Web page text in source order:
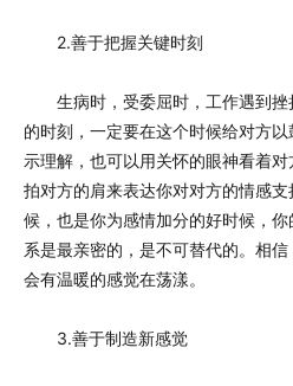
2.善于把握关键时刻
生病时，受委屈时，工作遇到挫
的时刻，一定要在这个时候给对方
示理解，也可以用关怀的眼神看着
拍对方的肩来表达你对对方的情感
候，也是你为感情加分的好时候，
系是最亲密的，是不可替代的。相
会有温暖的感觉在荡漾。
3.善于制造新感觉